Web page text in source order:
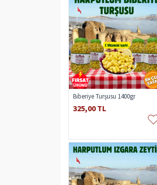
Biberiye Turşusu 1400gr
325,00 TL